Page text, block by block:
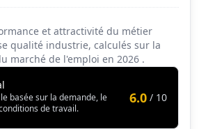
et attractivité du métier
qualité industrie, calculés sur la
marché de l'emploi en 2026 .
basée sur la demande, le
de travail.
6.0 / 10